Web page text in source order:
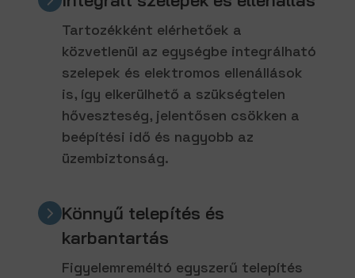
Tartozékként elérhetőek a
közvetlenül az egységbe integrálható
szelepek és elektromos ellenállások
is, így elkerülhető a szükségtelen
hőveszteség, jelentősen csökken a
beépítési idő és nagyobb az
üzembiztonság.
Könnyű telepítés és
karbantartás
Figyelemreméltó egyszerű telepítés